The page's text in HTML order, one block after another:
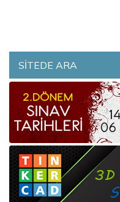
SİTEDE ARA